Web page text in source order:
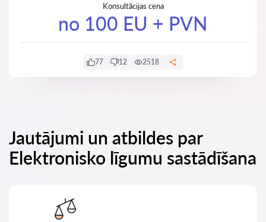
Konsultācijas cena
no 100 EU + PVN
77 12 2518
Jautājumi un atbildes par
Elektronisko līgumu sastādīšana